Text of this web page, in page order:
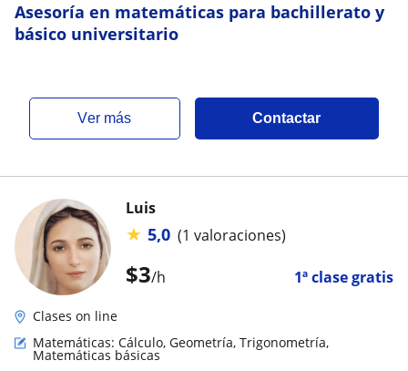
Asesoría en matemáticas para bachillerato y
básico universitario
ver más Contactar
$3/h 1ª clase gratis
Luis
★ 5,0 (1 valoraciones)
Clases on line
Matemáticas: Cálculo, Geometría, Trigonometría,
Matemáticas básicas